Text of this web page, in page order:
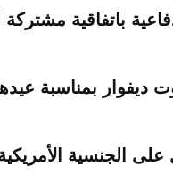
باتفاقية مشتركة
ديفوار بمناسبة
الجنسية الأمريكية